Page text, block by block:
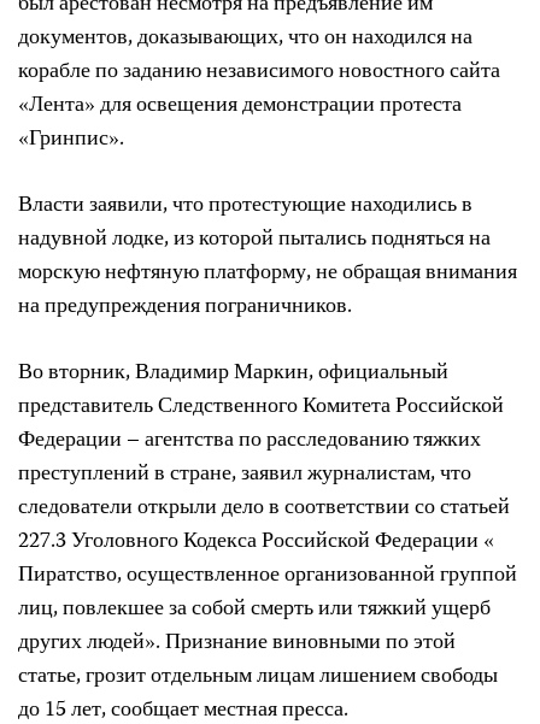
документов, доказывающих, что он находился на
корабле по заданию независимого новостного сайта
«Лента» для освещения демонстрации протеста
«Гринпис».
Власти заявили, что протестующие находились в
надувной лодке, из которой пытались подняться на
морскую нефтяную платформу, не обращая внимания
на предупреждения пограничников.
Во вторник, Владимир Маркин, официальный
представитель Следственного Комитета Российской
Федерации – агентства по расследованию тяжких
преступлений в стране, заявил журналистам, что
следователи открыли дело в соответствии со статьей
227.3 Уголовного Кодекса Российской Федерации «
Пиратство, осуществленное организованной группой
лиц, повлекшее за собой смерть или тяжкий ущерб
других людей». Признание виновными по этой
статье, грозит отдельным лицам лишением свободы
до 15 лет, сообщает местная пресса.